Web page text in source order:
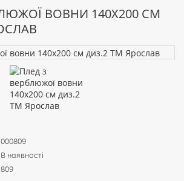
ВОВНИ 140Х200 СМ
000809
В наявності
809